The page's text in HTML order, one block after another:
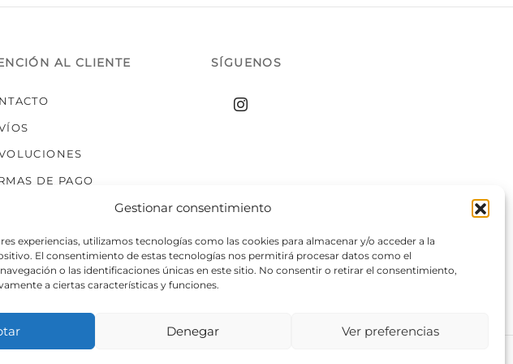
Gestionar consentimiento
experiencias, utilizamos tecnologías como las cookies para almacenar y/o acceder a la
El consentimiento de estas tecnologías nos permitirá procesar datos como el
o las identificaciones únicas en este sitio. No consentir o retirar el consentimiento,
a ciertas características y funciones.
Denegar Ver preferencias
AL CLIENTE
DE PAGO
SÍGUENOS